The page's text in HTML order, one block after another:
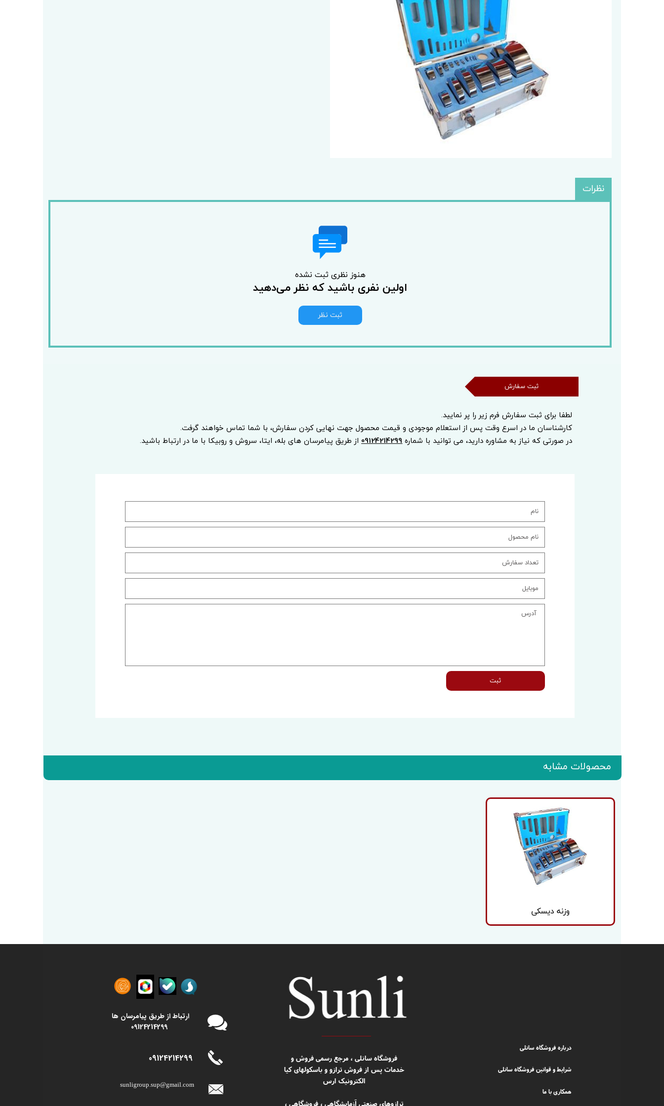
کابل تغذیه آداپتور
وزنه
نظرات
هنوز نظری ثبت نشده
اولین نفری باشید که نظر می‌دهید
ثبت نظر
ثبت
ثبت سفارش
لطفا برای ثبت سفارش فرم زیر را پر نمایید.
کارشناسان ما در اسرع وقت پس از استعلام موجودی و قیمت محصول جهت نهایی کردن سفارش، با شما تماس خواهند گرفت.
در صورتی که نیاز به مشاوره دارید، می توانید با شماره09124214299از طریق پیامرسان های بله، ایتا، سروش و روبیکا با ما در ارتباط باشید.
ثبت سفارش
محصولات مشابه
وزنه دیسکی
​​فروشگاه سانلی ، مرجع رسمی فروش و
خدمات پس از فروش ترازو و باسکولهای کیا
الکترونیک ارس
ترازوهای صنعتی آزمایشگاهی ، فروشگاهی ،
درباره فروشگاه سانلی
شرایط و قوانین فروشگاه سانلی
همکاری با ما
sunligroup.sup@gmail.com​​​​​​​
​​ارتباط از طریق پیامرسان ها
09124214299
09124214299